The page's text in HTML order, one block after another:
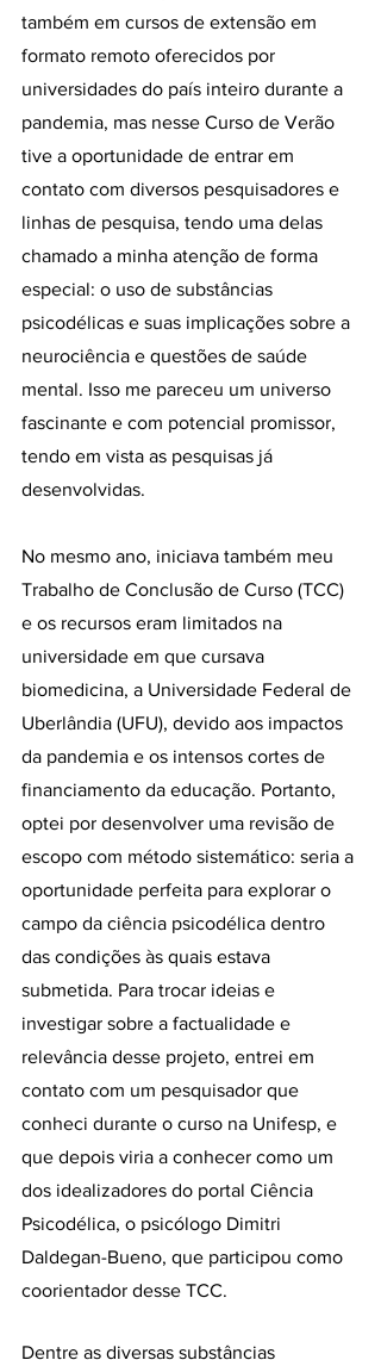
também em cursos de extensão em
formato remoto oferecidos por
universidades do país inteiro durante a
pandemia, mas nesse Curso de Verão
tive a oportunidade de entrar em
contato com diversos pesquisadores e
linhas de pesquisa, tendo uma delas
chamado a minha atenção de forma
especial: o uso de substâncias
psicodélicas e suas implicações sobre a
neurociência e questões de saúde
mental. Isso me pareceu um universo
fascinante e com potencial promissor,
tendo em vista as pesquisas já
desenvolvidas.
No mesmo ano, iniciava também meu
Trabalho de Conclusão de Curso (TCC)
e os recursos eram limitados na
universidade em que cursava
biomedicina, a Universidade Federal de
Uberlândia (UFU), devido aos impactos
da pandemia e os intensos cortes de
financiamento da educação. Portanto,
optei por desenvolver uma revisão de
escopo com método sistemático: seria a
oportunidade perfeita para explorar o
campo da ciência psicodélica dentro
das condições às quais estava
submetida. Para trocar ideias e
investigar sobre a factualidade e
relevância desse projeto, entrei em
contato com um pesquisador que
conheci durante o curso na Unifesp, e
que depois viria a conhecer como um
dos idealizadores do portal Ciência
Psicodélica, o psicólogo Dimitri
Daldegan-Bueno, que participou como
coorientador desse TCC.
Dentre as diversas substâncias